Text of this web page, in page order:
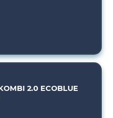
2.0 ECOBLUE